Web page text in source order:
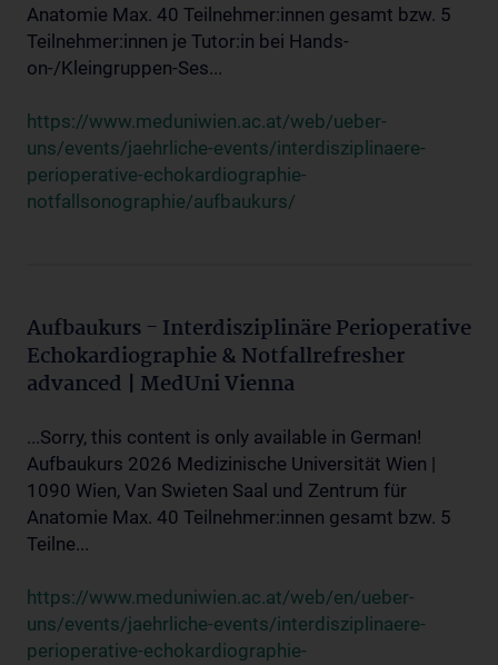
Anatomie Max. 40 Teilnehmer:innen gesamt bzw. 5
Teilnehmer:innen je Tutor:in bei Hands-
on-/Kleingruppen-Ses...
https://www.meduniwien.ac.at/web/ueber-
uns/events/jaehrliche-events/interdisziplinaere-
perioperative-echokardiographie-
notfallsonographie/aufbaukurs/
Aufbaukurs - Interdisziplinäre Perioperative
Echokardiographie & Notfallrefresher
advanced | MedUni Vienna
...Sorry, this content is only available in German!
Aufbaukurs 2026 Medizinische Universität Wien |
1090 Wien, Van Swieten Saal und Zentrum für
Anatomie Max. 40 Teilnehmer:innen gesamt bzw. 5
Teilne...
https://www.meduniwien.ac.at/web/en/ueber-
uns/events/jaehrliche-events/interdisziplinaere-
perioperative-echokardiographie-